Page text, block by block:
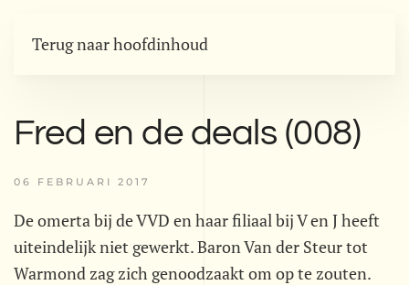
Terug naar hoofdinhoud
Fred en de deals (008)
06 FEBRUARI 2017
De omerta bij de VVD en haar filiaal bij V en J heeft
uiteindelijk niet gewerkt. Baron Van der Steur tot
Warmond zag zich genoodzaakt om op te zouten.